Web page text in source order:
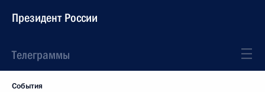
Президент России
Телеграммы
События